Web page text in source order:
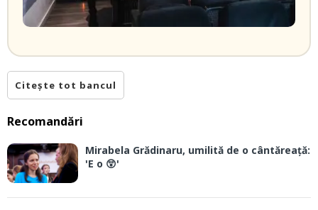
Citește tot bancul
Recomandări
Mirabela Grădinaru, umilită de o cântăreață:
'E o 😲'